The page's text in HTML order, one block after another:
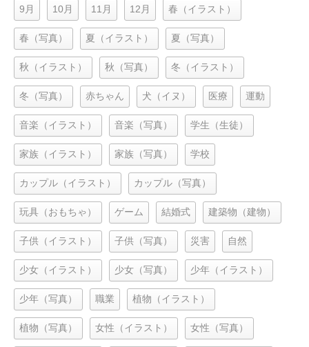
9月 10月 11月 12月 春（イラスト）
春（写真） 夏（イラスト） 夏（写真）
秋（イラスト） 秋（写真） 冬（イラスト）
冬（写真） 赤ちゃん 犬（イヌ） 医療 運動
音楽（イラスト） 音楽（写真） 学生（生徒）
家族（イラスト） 家族（写真） 学校
カップル（イラスト） カップル（写真）
玩具（おもちゃ） ゲーム 結婚式 建築物（建物）
子供（イラスト） 子供（写真） 災害 自然
少女（イラスト） 少女（写真） 少年（イラスト）
少年（写真） 職業 植物（イラスト）
植物（写真） 女性（イラスト） 女性（写真）